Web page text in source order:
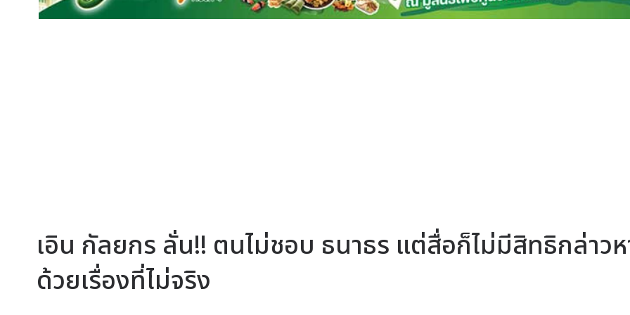
เอิน กัลยกร ลั่น!! ตนไม่ชอบ ธนาธร แต่สื่อก็ไม่มีสิทธิกล่าวห
ด้วยเรื่องที่ไม่จริง